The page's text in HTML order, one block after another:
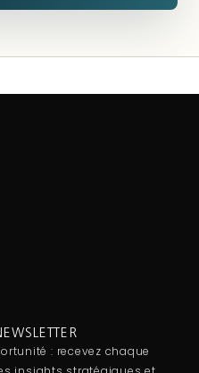
: recevez chaque